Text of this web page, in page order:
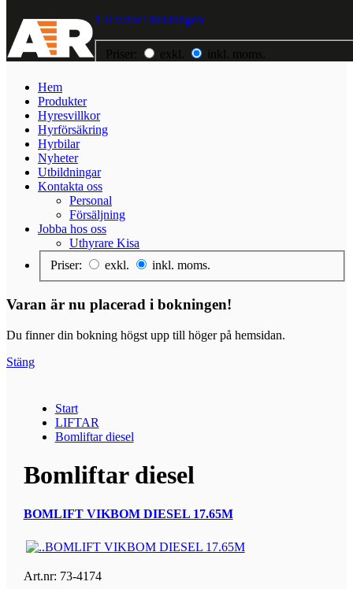
Hem
Produkter
Hyresvillkor
Hyrförsäkring
Hyrbilar
Nyheter
Utbildningar
Kontakta oss
Personal
Försäljning
Jobba hos oss
Uthyrare Kisa
Priser:
exkl. inkl. moms.
1 st varor i bokningen
Priser: exkl. inkl. moms.
Hem
Produkter
Hyresvillkor
Hyrförsäkring
Hyrbilar
Nyheter
Utbildningar
Kontakta oss
Jobba hos oss
Varan är nu placerad i bokningen!
Du finner din bokning högst upp till höger på hemsidan.
Stäng
Start
LIFTAR
Bomliftar diesel
Bomliftar diesel
BOMLIFT VIKBOM DIESEL 17.65M
Art.nr: 73-4174